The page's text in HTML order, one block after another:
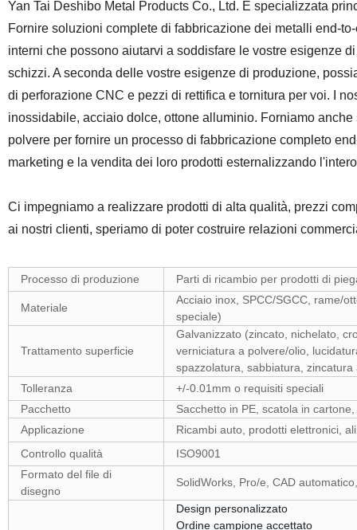
Yan Tai Deshibo Metal Products Co., Ltd. È specializzata
Fornire soluzioni complete di fabbricazione dei metalli end-
interni che possono aiutarvi a soddisfare le vostre esigenze
schizzi. A seconda delle vostre esigenze di produzione,
di perforazione CNC e pezzi di rettifica e tornitura per voi. I
inossidabile, acciaio dolce, ottone alluminio. Forniamo
polvere per fornire un processo di fabbricazione completo
marketing e la vendita dei loro prodotti esternalizzando
Ci impegniamo a realizzare prodotti di alta qualità, prezzi
ai nostri clienti, speriamo di poter costruire relazioni
Processo di produzione Parti di ricambio per prodotti di
Materiale
Acciaio inox, SPCC/SGCC, rame/
speciale)
Trattamento superficie
Galvanizzato (zincato, nichelato,
verniciatura a polvere/olio,
spazzolatura, sabbiatura, zincatura
Tolleranza
+/-0.01mm o requisiti speciali
Pacchetto
Sacchetto in PE, scatola in
Applicazione
Ricambi auto, prodotti elettronici,
Controllo qualità
ISO9001
Formato del file di
disegno
SolidWorks, Pro/e, CAD
Design personalizzato
Ordine campione accettato